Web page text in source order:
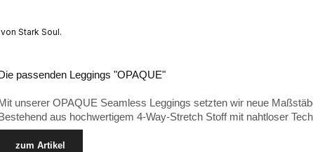
Stark Soul.
passenden Leggings "OPAQUE"
unserer OPAQUE Seamless Leggings setzten wir neue
aus hochwertigem 4-Way-Stretch Stoff mit nahtloser
zum Artikel